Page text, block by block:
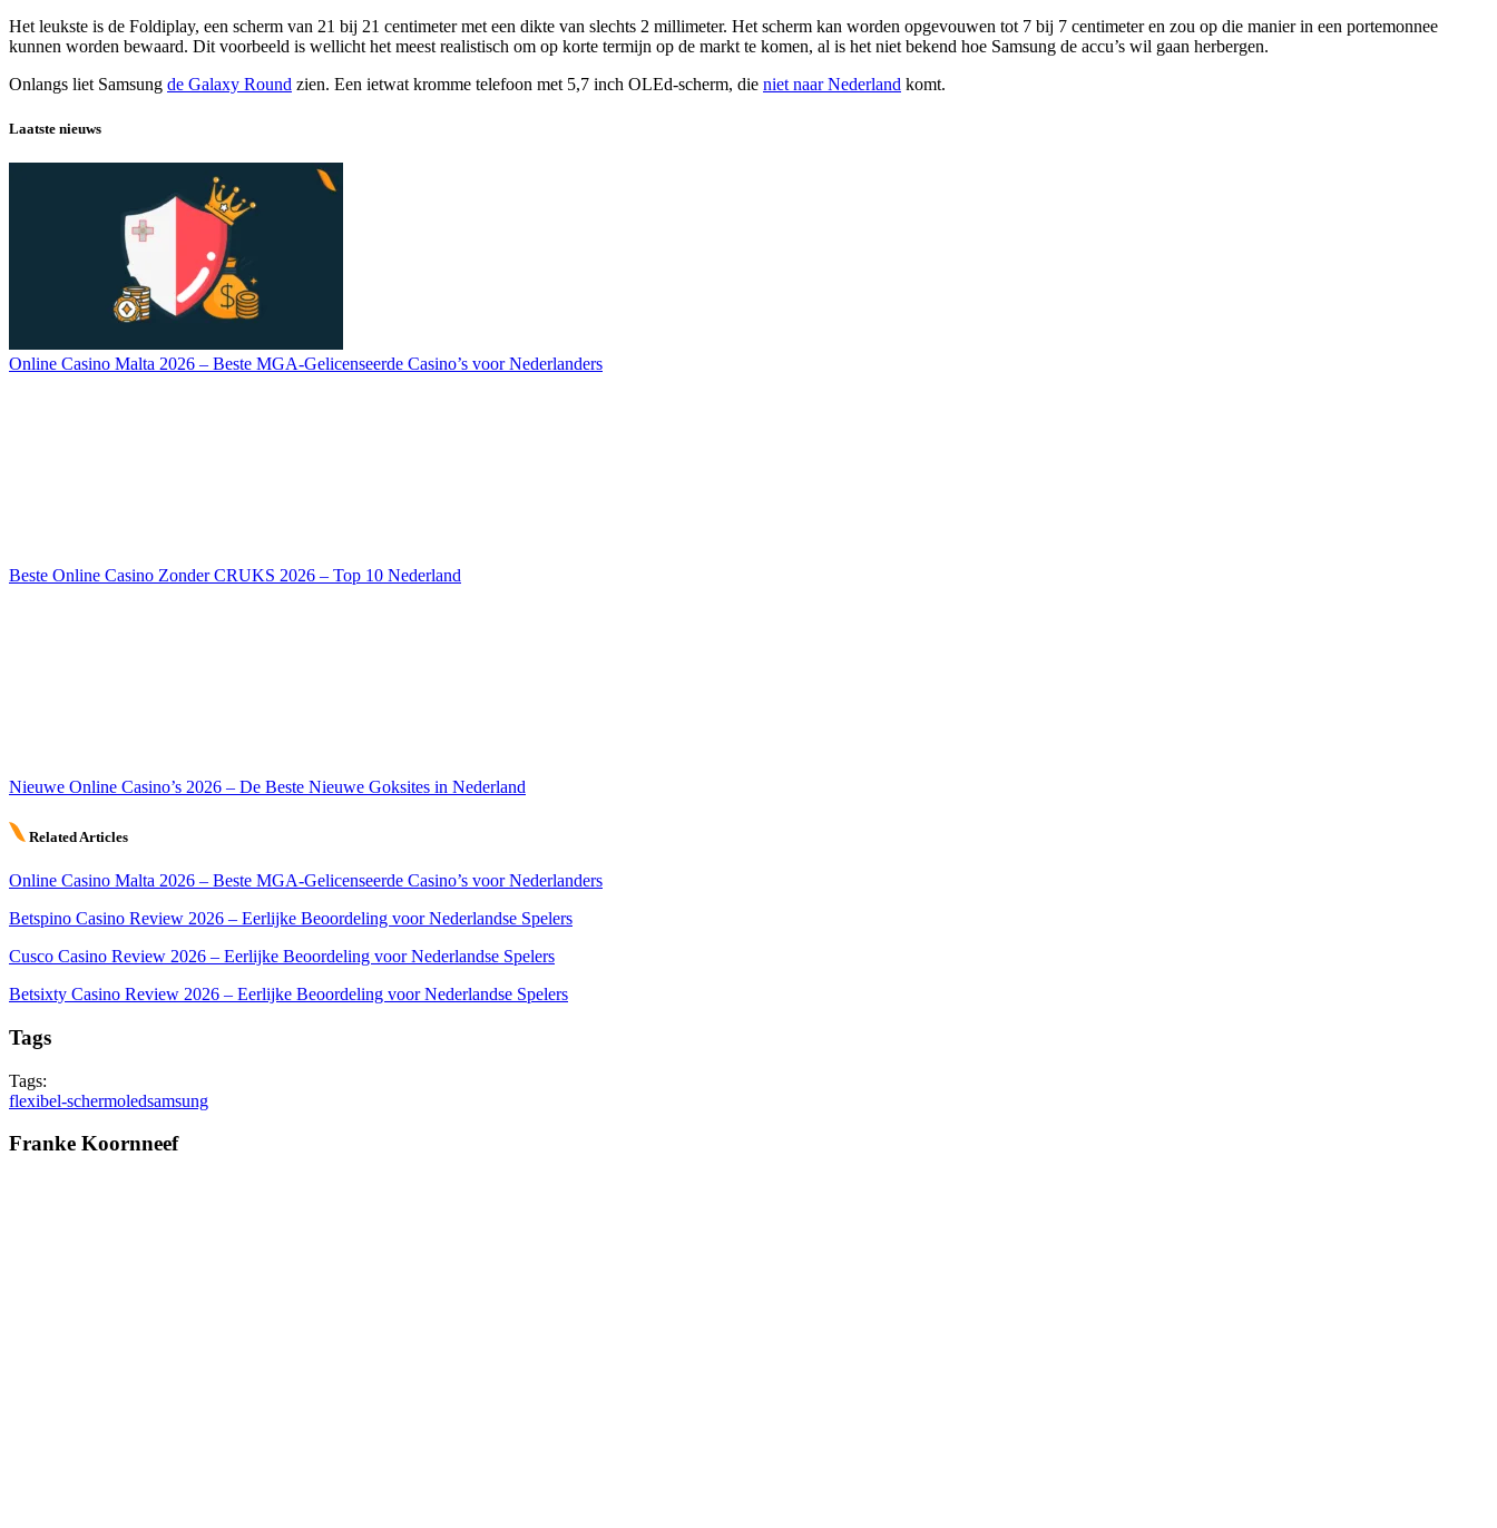
Het leukste is de Foldiplay, een scherm van 21 bij 21 centimeter met een dikte van slechts 2 millimeter. Het scherm kan worden opgevouwen tot 7 bij 7 centimeter en zou op die manier in een portemonnee
kunnen worden bewaard. Dit voorbeeld is wellicht het meest realistisch om op korte termijn op de markt te komen, al is het niet bekend hoe Samsung de accu’s wil gaan herbergen.
Onlangs liet Samsung de Galaxy Round zien. Een ietwat kromme telefoon met 5,7 inch OLEd-scherm, die niet naar Nederland komt.
Laatste nieuws
Online Casino Malta 2026 – Beste MGA-Gelicenseerde Casino’s voor Nederlanders
Beste Online Casino Zonder CRUKS 2026 – Top 10 Nederland
Nieuwe Online Casino’s 2026 – De Beste Nieuwe Goksites in Nederland
Related Articles
Online Casino Malta 2026 – Beste MGA-Gelicenseerde Casino’s voor Nederlanders
Betspino Casino Review 2026 – Eerlijke Beoordeling voor Nederlandse Spelers
Cusco Casino Review 2026 – Eerlijke Beoordeling voor Nederlandse Spelers
Betsixty Casino Review 2026 – Eerlijke Beoordeling voor Nederlandse Spelers
Tags
Tags:
flexibel-schermoledsamsung
Franke Koornneef